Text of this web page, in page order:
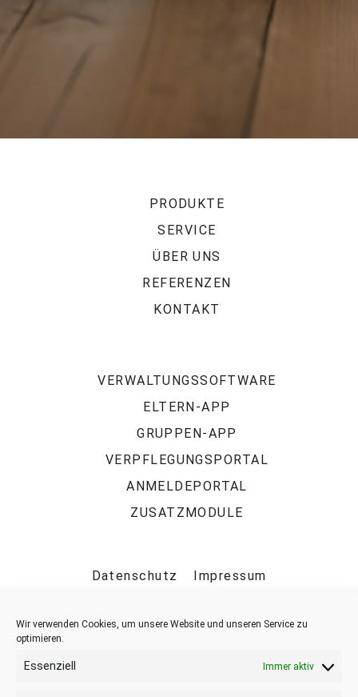
Wir verwenden Cookies, um unsere Website und unseren Service zu
optimieren.
Essenziell Immer aktiv
PRODUKTE
SERVICE
ÜBER UNS
REFERENZEN
KONTAKT
VERWALTUNGSSOFTWARE
ELTERN-APP
GRUPPEN-APP
VERPFLEGUNGSPORTAL
ANMELDEPORTAL
ZUSATZMODULE
Datenschutz Impressum
BMS Consulting GmbH, Fürstenwall 172, 40217 Düsseldorf